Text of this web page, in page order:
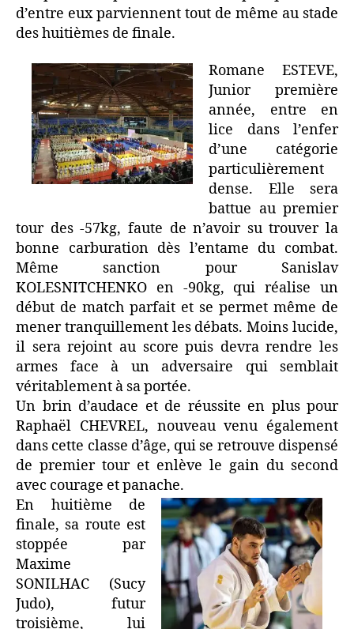
d’entre eux parviennent tout de même au stade
des huitièmes de finale.
Romane ESTEVE,
Junior première
année, entre en
lice dans l’enfer
d’une catégorie
particulièrement
dense. Elle sera
battue au premier
tour des -57kg, faute de n’avoir su trouver la
bonne carburation dès l’entame du combat.
Même sanction pour Sanislav
KOLESNITCHENKO en -90kg, qui réalise un
début de match parfait et se permet même de
mener tranquillement les débats. Moins lucide,
il sera rejoint au score puis devra rendre les
armes face à un adversaire qui semblait
véritablement à sa portée.
Un brin d’audace et de réussite en plus pour
Raphaël CHEVREL, nouveau venu également
dans cette classe d’âge, qui se retrouve dispensé
de premier tour et enlève le gain du second
avec courage et panache.
En huitième de
finale, sa route est
stoppée par
Maxime
SONILHAC (Sucy
Judo), futur
troisième, lui